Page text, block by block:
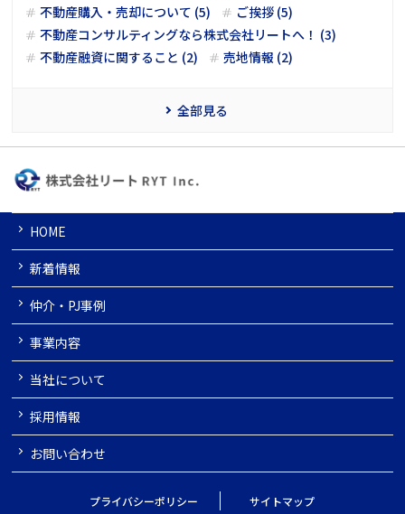
不動産購入・売却について (5)
ご挨拶 (5)
不動産コンサルティングなら株式会社リートへ！ (3)
不動産融資に関すること (2)
売地情報 (2)
全部見る
HOME
新着情報
仲介・PJ事例
事業内容
当社について
採用情報
お問い合わせ
プライバシーポリシー サイトマップ